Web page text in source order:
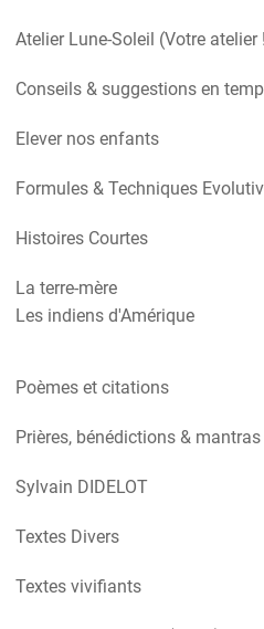
Atelier Lune-Soleil (Votre atelier
Conseils & suggestions en
Elever nos enfants
Formules & Techniques
Histoires Courtes
La terre-mère
Les indiens d'Amérique
Poèmes et citations
Prières, bénédictions & mantras
Sylvain DIDELOT
Textes Divers
Textes vivifiants